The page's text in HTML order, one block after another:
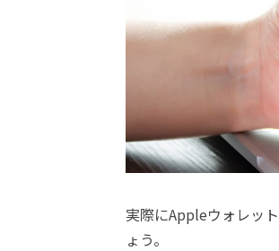
実際にAppleウォレッ
ょう。